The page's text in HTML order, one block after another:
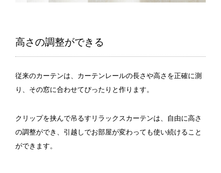
高さの調整ができる
従来のカーテンは、カーテンレールの長さや高さを正確に測
り、その窓に合わせてぴったりと作ります。
クリップを挟んで吊るすリラックスカーテンは、自由に高さ
の調整ができ、引越しでお部屋が変わっても使い続けること
ができます。